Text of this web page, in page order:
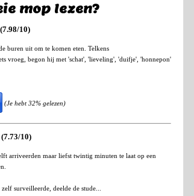
mop lezen?
10)
buren uit om te komen eten. Telkens
vroeg, begon hij met 'schat', 'lieveling', 'duifje', 'honnepon'
(Je hebt 32% gelezen)
10)
arriveerden maar liefst twintig minuten te laat op een
surveilleerde, deelde de stude...